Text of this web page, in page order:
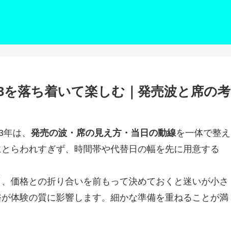
落ち着いて楽しむ｜発売波と席の考
は、 発売の波・席の見え方・当日の動線を一体で整え
らわれすぎず、時間帯や代替日の幅を先に用意する
価格との折り合いを前もって決めておくと迷いが小さ
体験の質に影響します。細かな準備を重ねることが満